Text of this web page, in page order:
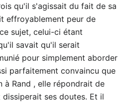
qu'il s'agissait du fait de sa
effroyablement peur de
sujet, celui-ci étant
savait qu'il serait
pour simplement aborder
parfaitement convaincu que
à Rand , elle répondrait de
ses doutes. Et il